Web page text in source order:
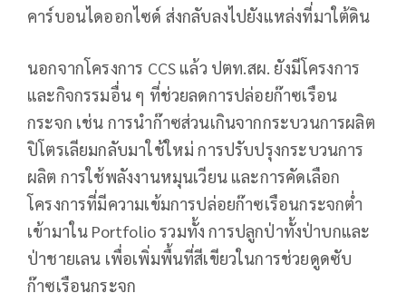
คาร์บอนไดออกไซด์ ส่งกลับลงไปยังแหล่งที่มาใต้ดิน
นอกจากโครงการ CCS แล้ว ปตท.สผ. ยังมีโครงการ
และกิจกรรมอื่น ๆ ที่ช่วยลดการปล่อยก๊าซเรือน
กระจก เช่น การนำก๊าซส่วนเกินจากกระบวนการผลิต
ปิโตรเลียมกลับมาใช้ใหม่ การปรับปรุงกระบวนการ
ผลิต การใช้พลังงานหมุนเวียน และการคัดเลือก
โครงการที่มีความเข้มการปล่อยก๊าซเรือนกระจกต่ำ
เข้ามาใน Portfolio รวมทั้ง การปลูกป่าทั้งป่าบกและ
ป่าชายเลน เพื่อเพิ่มพื้นที่สีเขียวในการช่วยดูดซับ
ก๊าซเรือนกระจก